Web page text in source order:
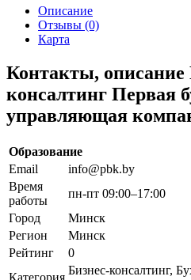
Описание
Отзывы (0)
Карта
Контакты, описание
консалтинг Первая
управляющая
Образование
Email
info@pbk.by
Время
работы
пн-пт 09:00–17:00
Город
Минск
Регион
Минск
Рейтинг
0
Категория
Бизнес-консалтинг,